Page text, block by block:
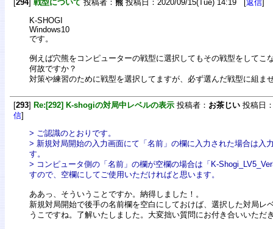
[294] 戦型について 投稿者： 熊 投稿日：2020/09/15(Tue) 14:19 [返信]
K-SHOGI
Windows10
です。
例えば穴熊をコンピューターの戦型に選択してもその戦型をしてこ
何故ですか？
対策や練習のために戦型を選択してますが、必ず選んだ戦型に組ま
[293] Re:[292] K-shogiの対局中レベルの表示 投稿者： お茶じい 投稿日
信]
> ご認識のとおりです。
> 新規対局開始の入力画面にて「名前」の欄に入力された場合は入
す。
> コンピュータ側の「名前」の欄が空欄の場合は「K-
すので、空欄にしてご使用いただければと思います。
ああっ、そういうことですか。納得しました！。
新規対局開始で後手の名前欄を空白にしておけば、選択した対局レ
うこですね。了解いたしました。大変拙い質問にお付き合いいただ